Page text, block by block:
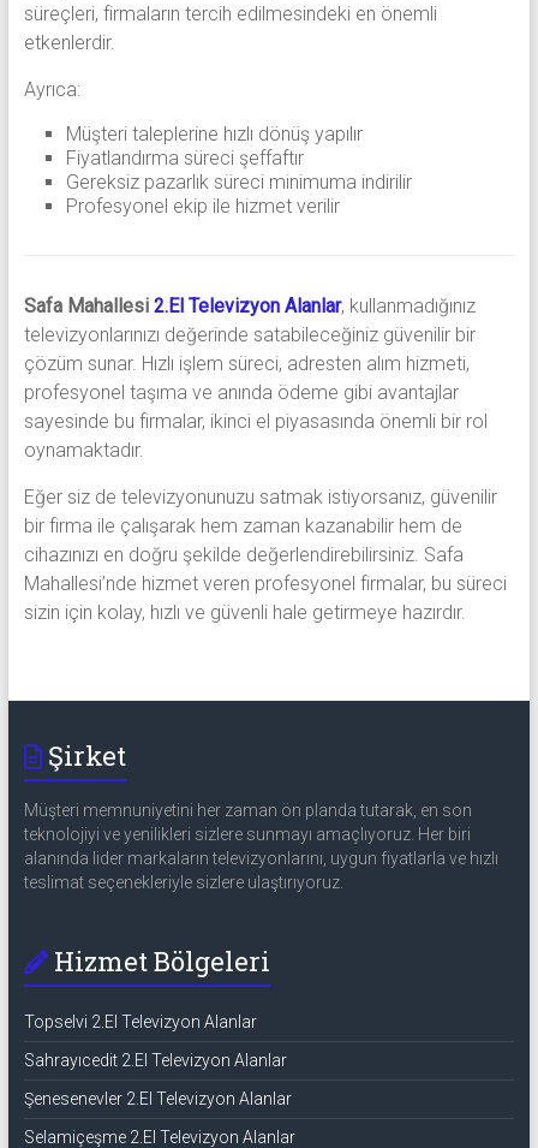
süreçleri, firmaların tercih edilmesindeki en önemli
etkenlerdir.
Ayrıca:
Müşteri taleplerine hızlı dönüş yapılır
Fiyatlandırma süreci şeffaftır
Gereksiz pazarlık süreci minimuma indirilir
Profesyonel ekip ile hizmet verilir
Safa Mahallesi 2.El Televizyon Alanlar, kullanmadığınız
televizyonlarınızı değerinde satabileceğiniz güvenilir bir
çözüm sunar. Hızlı işlem süreci, adresten alım hizmeti,
profesyonel taşıma ve anında ödeme gibi avantajlar
sayesinde bu firmalar, ikinci el piyasasında önemli bir rol
oynamaktadır.
Eğer siz de televizyonunuzu satmak istiyorsanız, güvenilir
bir firma ile çalışarak hem zaman kazanabilir hem de
cihazınızı en doğru şekilde değerlendirebilirsiniz. Safa
Mahallesi’nde hizmet veren profesyonel firmalar, bu süreci
sizin için kolay, hızlı ve güvenli hale getirmeye hazırdır.
Şirket
Müşteri memnuniyetini her zaman ön planda tutarak, en son
teknolojiyi ve yenilikleri sizlere sunmayı amaçlıyoruz. Her biri
alanında lider markaların televizyonlarını, uygun fiyatlarla ve hızlı
teslimat seçenekleriyle sizlere ulaştırıyoruz.
Hizmet Bölgeleri
Topselvi 2.El Televizyon Alanlar
Sahrayıcedit 2.El Televizyon Alanlar
Şenesenevler 2.El Televizyon Alanlar
Selamiçeşme 2.El Televizyon Alanlar